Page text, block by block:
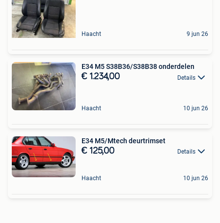
Haacht 9 jun 26
E34 M5 S38B36/S38B38 onderdelen
€ 1.234,00 Details
Haacht 10 jun 26
E34 M5/Mtech deurtrimset
€ 125,00 Details
Haacht 10 jun 26